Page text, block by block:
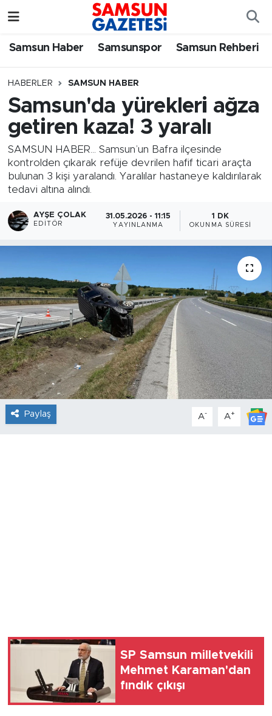
Samsun Haber Samsunspor Samsun Rehberi
HABERLER SAMSUN HABER
Samsun'da yürekleri ağza
getiren kaza! 3 yaralı
SAMSUN HABER... Samsun’un Bafra ilçesinde
kontrolden çıkarak refüje devrilen hafif ticari araçta
bulunan 3 kişi yaralandı. Yaralılar hastaneye kaldırılarak
tedavi altına alındı.
AYŞE ÇOLAK
EDITÖR
31.05.2026 - 11:15
YAYINLANMA
1 DK
OKUNMA SÜRESI
Paylaş A- A+
SP Samsun milletvekili
Mehmet Karaman'dan
fındık çıkışı
Samsun Haber
Samsun Rehberi
Samsun Nöbetçi Eczaneler
SAMSUN Namaz Vakitleri
Samsun Trafik Yoğunluk Haritası
Süper Lig Puan Durumu ve Fikstür